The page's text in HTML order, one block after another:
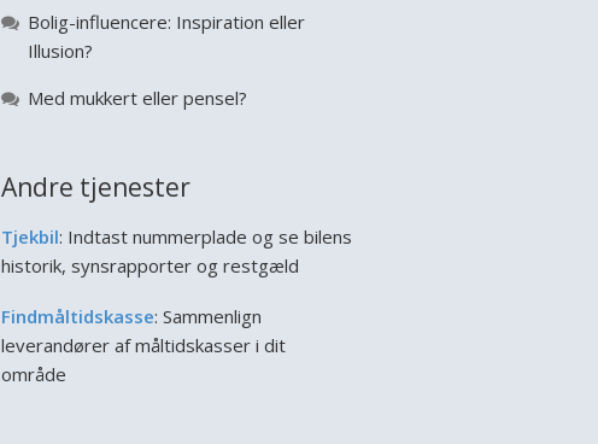
Bolig-influencere: Inspiration eller
Illusion?
Med mukkert eller pensel?
Andre tjenester
Tjekbil: Indtast nummerplade og se bilens
historik, synsrapporter og restgæld
Findmåltidskasse: Sammenlign
leverandører af måltidskasser i dit
område